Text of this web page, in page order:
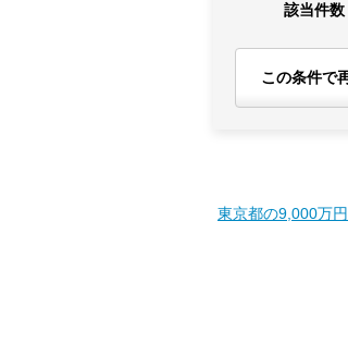
該当件数
この条件で
東京都の9,000万